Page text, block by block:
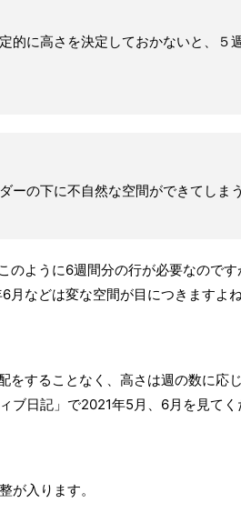
的に高さを決定しておかないと、５
ーの下に不自然な空間ができてしまう
のように6週間分の行が必要なのです
などは変な空間が目につきますよね
することなく、高さは週の数に応
ブ日記」で2021年5月、6月を見てく
が入ります。